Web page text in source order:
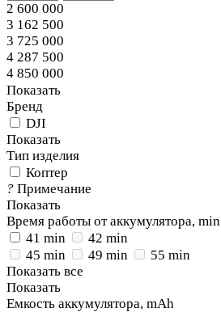
2 600 000
3 162 500
3 725 000
4 287 500
4 850 000
Показать
Бренд
DJI
Показать
Тип изделия
Коптер
? Примечание
Показать
Время работы от аккумулятора, min
41 min
42 min
45 min
49 min
55 min
Показать все
Показать
Емкость аккумулятора, mAh